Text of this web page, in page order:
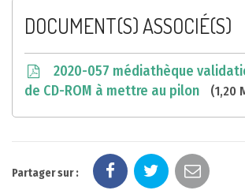
DOCUMENT(S) ASSOCIÉ(S)
2020-057 médiathèque
de CD-ROM à mettre au pilon
1,20
Partager sur :